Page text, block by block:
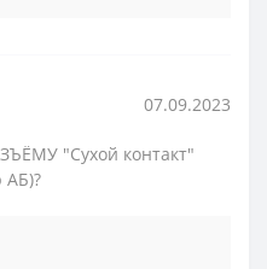
07.09.2023
"Сухой контакт"
АБ)?